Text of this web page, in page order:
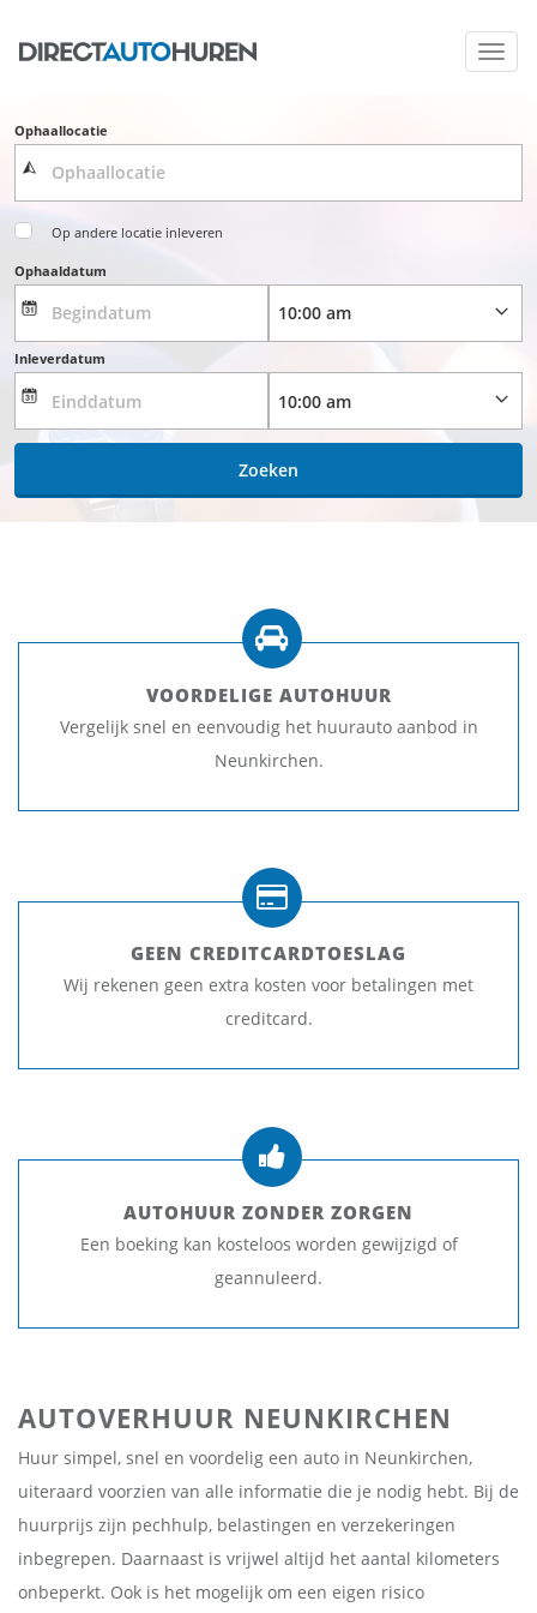
Ophaallocatie
Op andere locatie inleveren
Ophaaldatum
Inleverdatum
Zoeken
VOORDELIGE AUTOHUUR
Vergelijk snel en eenvoudig het huurauto aanbod in
Neunkirchen.
GEEN CREDITCARDTOESLAG
Wij rekenen geen extra kosten voor betalingen met
creditcard.
AUTOHUUR ZONDER ZORGEN
Een boeking kan kosteloos worden gewijzigd of
geannuleerd.
AUTOVERHUUR NEUNKIRCHEN
Huur simpel, snel en voordelig een auto in Neunkirchen,
uiteraard voorzien van alle informatie die je nodig hebt. Bij de
huurprijs zijn pechhulp, belastingen en verzekeringen
inbegrepen. Daarnaast is vrijwel altijd het aantal kilometers
onbeperkt. Ook is het mogelijk om een eigen risico